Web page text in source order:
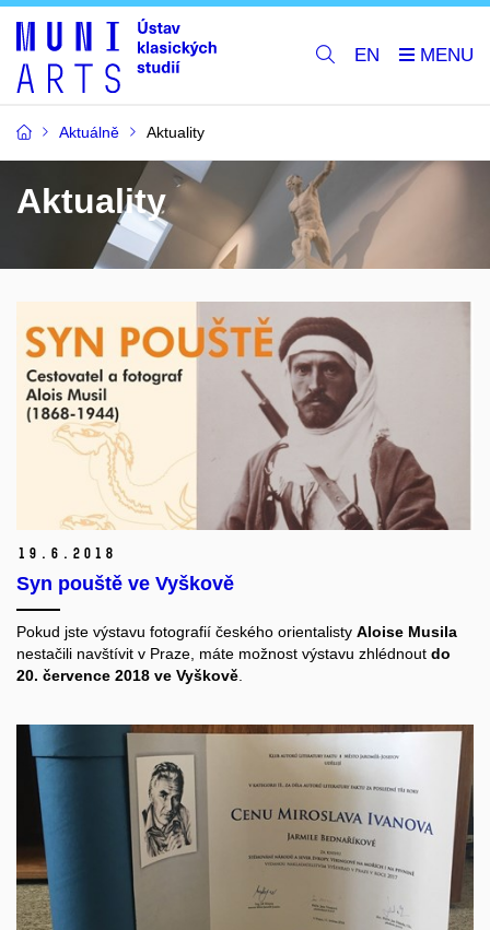
EN
Aktuálně Aktuality
Aktuality
19. 6. 2018
Syn pouště ve Vyškově
Pokud jste výstavu fotografií českého orientalisty Aloise Musila
nestačili navštívit v Praze, máte možnost výstavu zhlédnout do
20. července 2018 ve Vyškově.